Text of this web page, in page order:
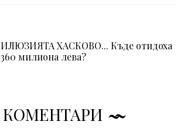
ИЛЮЗИЯТА ХАСКОВО... Къде отидоха
360 милиона лева?
КОМЕНТАРИ